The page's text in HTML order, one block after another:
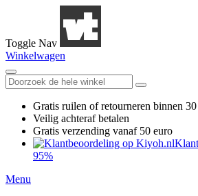
Toggle Nav
Winkelwagen
Gratis ruilen of retourneren binnen
Veilig achteraf betalen
Gratis verzending vanaf 50 euro
95%
Menu